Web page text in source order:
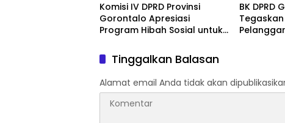
Komisi IV DPRD Provinsi
Gorontalo Apresiasi
Program Hibah Sosial untuk
Pentadio Barat
BK DPRD
Tinggalkan Balasan
Alamat email Anda tidak akan